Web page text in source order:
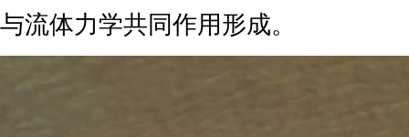
与流体力学共同作用形成。